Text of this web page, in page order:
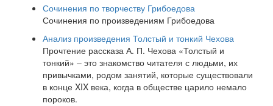
Сочинения по творчеству Грибоедова
Сочинения по произведениям Грибоедова
Анализ произведения Толстый и тонкий Чехова
Прочтение рассказа А. П. Чехова «Толстый и
тонкий» – это знакомство читателя с людьми, их
привычками, родом занятий, которые существовали
в конце XIX века, когда в обществе царило немало
пороков.